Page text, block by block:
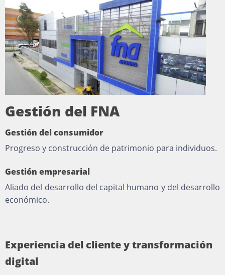
Gestión del FNA
Gestión del consumidor
Progreso y construcción de patrimonio para individuos.
Gestión empresarial
Aliado del desarrollo del capital humano y del desarrollo
económico.
Experiencia del cliente y transformación
digital